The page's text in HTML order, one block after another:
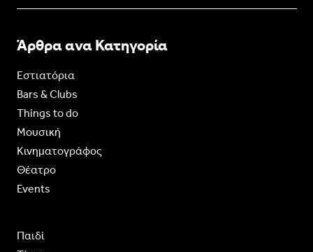
Άρθρα ανα Κατηγορία
Εστιατόρια
Bars & Clubs
Things to do
Moυσική
Κινηματογράφος
Θέατρο
Events
Παιδί